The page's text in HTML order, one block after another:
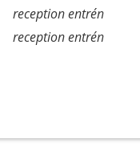
reception entrén
reception entrén